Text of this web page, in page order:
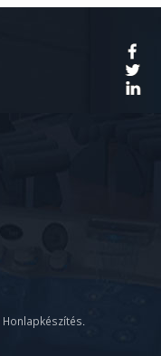
Honlapkészítés.